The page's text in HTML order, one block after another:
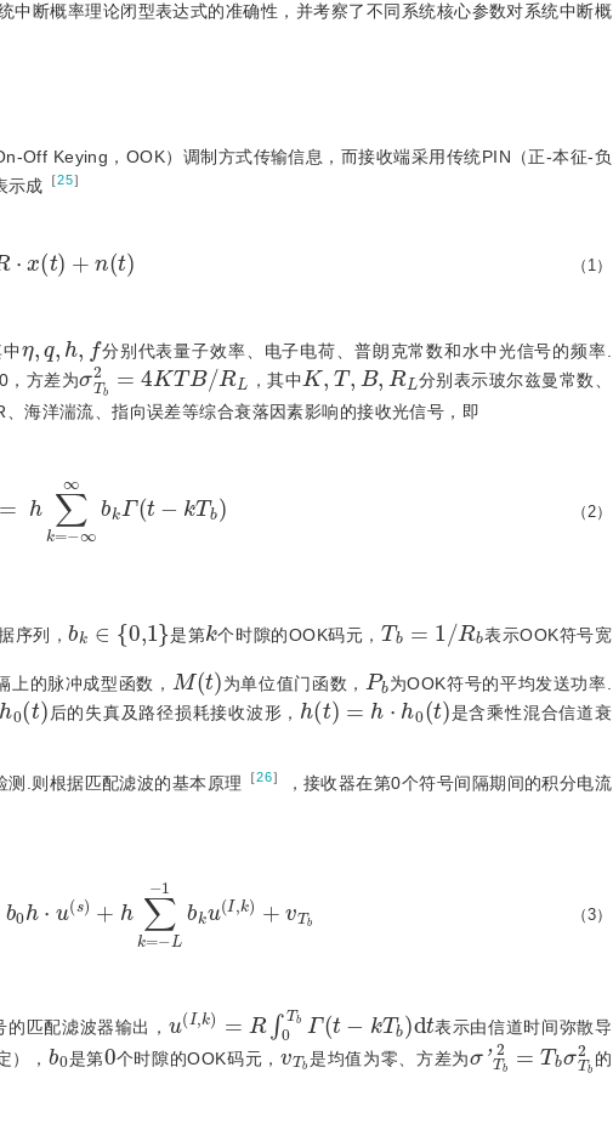
中断概率理论闭型表达式的准确性，并考察了不同系统核心参数对系统中断概
Off Keying，OOK）调制方式传输信息，而接收端采用传统PIN（正-本征-负
示成 ［25］
x(t)+ n ) （1）
中
h
分别代表量子效率、电子电荷、普朗克常数和水中光信号的频率.
，方差为
σTb2=4KTB/RL
，其中
K, T,B,RL
分别表示玻尔兹曼常数、
、海洋湍流、指向误差等综合衰落因素影响的接收光信号，即
-∞
（2）
序列，
b 0,1
是第
k
个时隙的OOK码元，
Tb 1/ Rb
表示OOK符号宽
上的脉冲成型函数，
M(t)
为单位值门函数，
Pb
为OOK符号的平均发送功率.
h0(t)
后的失真及路径损耗接收波形，
h(t)= h h0 (t
是含乘性混合信道衰
.则根据匹配滤波的基本原理 ［26］
，接收器在第0个符号间隔期间的积分电流
1b
（3）
匹配滤波器输出，
I,k= 0T bΓ -kT t
表示由信道时间弥散导
），
b0
是第
0
个时隙的OOK码元，
v
是均值为零、方差为
σ'T b 2=Tbσ T
的